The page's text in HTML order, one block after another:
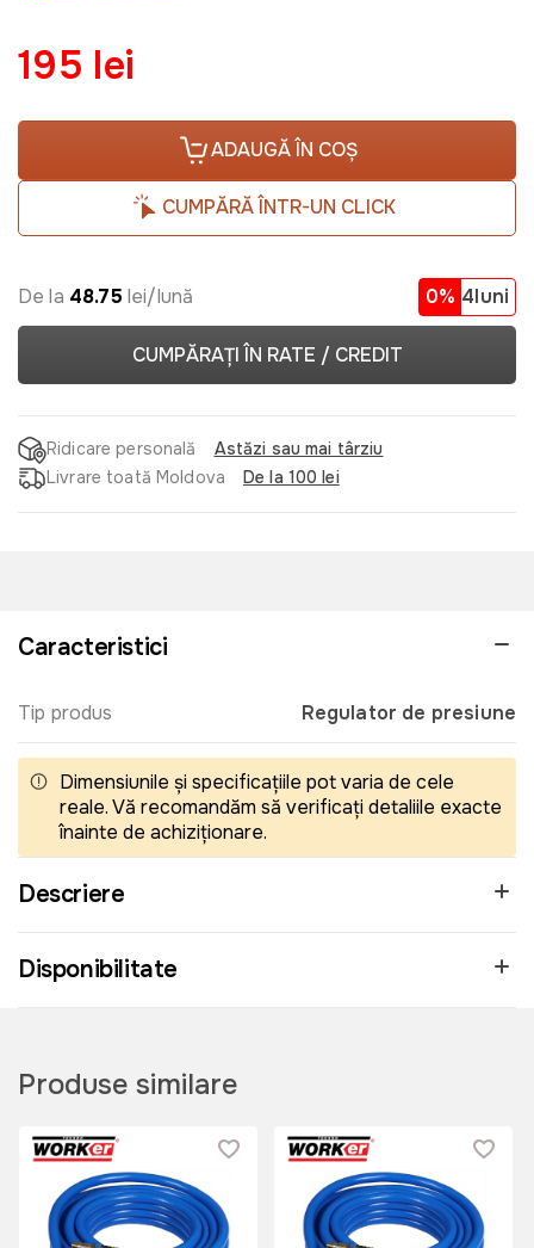
195 lei
ADAUGĂ ÎN COȘ
CUMPĂRĂ ÎNTR-UN CLICK
De la 48.75 lei/lună 0% 4luni
CUMPĂRAȚI ÎN RATE / CREDIT
Ridicare personală
Astăzi sau mai târziu
Livrare toată Moldova
De la 100 lei
Caracteristici
Tip produs Regulator de presiune
Dimensiunile și specificațiile pot varia de cele
reale. Vă recomandăm să verificați detaliile exacte
înainte de achiziționare.
Descriere
Disponibilitate
Produse similare